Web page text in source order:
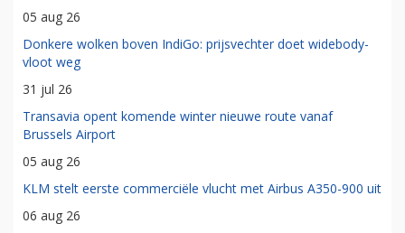
05 aug 26
Donkere wolken boven IndiGo: prijsvechter doet widebody-
vloot weg
31 jul 26
Transavia opent komende winter nieuwe route vanaf
Brussels Airport
05 aug 26
KLM stelt eerste commerciële vlucht met Airbus A350-900 uit
06 aug 26